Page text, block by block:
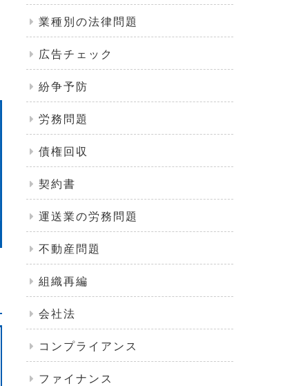
業種別の法律問題
広告チェック
紛争予防
労務問題
債権回収
契約書
運送業の労務問題
不動産問題
組織再編
会社法
コンプライアンス
ファイナンス